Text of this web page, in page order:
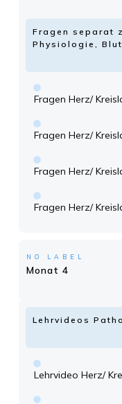
Fragen separat
Physiologie,
Fragen Herz/
Fragen Herz/
Fragen Herz/
Fragen Herz/
NO LABEL
Monat 4
Lehrvideos
Lehrvideo Herz/